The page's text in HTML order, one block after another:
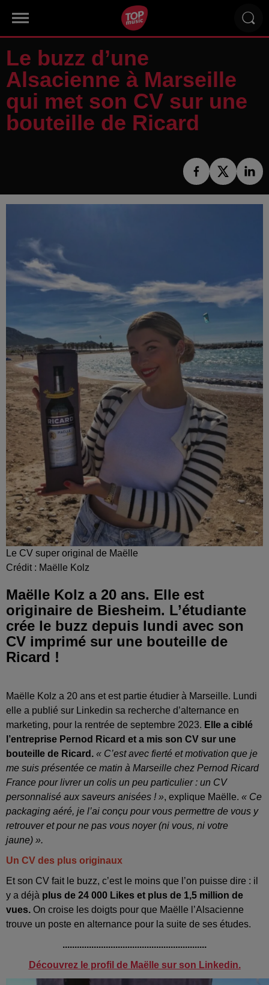
Le buzz d’une
Alsacienne à Marseille
qui met son CV sur une
bouteille de Ricard
Le CV super original de Maëlle
Crédit : Maëlle Kolz
Maëlle Kolz a 20 ans. Elle est
originaire de Biesheim. L’étudiante
crée le buzz depuis lundi avec son
CV imprimé sur une bouteille de
Ricard !
Maëlle Kolz a 20 ans et est partie étudier à Marseille. Lundi
elle a publié sur Linkedin sa recherche d’alternance en
marketing, pour la rentrée de septembre 2023. Elle a ciblé
l’entreprise Pernod Ricard et a mis son CV sur une
bouteille de Ricard. « C’est avec fierté et motivation que je
me suis présentée ce matin à Marseille chez Pernod Ricard
France pour livrer un colis un peu particulier : un CV
personnalisé aux saveurs anisées ! », explique Maëlle. « Ce
packaging aéré, je l’ai conçu pour vous permettre de vous y
retrouver et pour ne pas vous noyer (ni vous, ni votre
jaune) ».
Un CV des plus originaux
Et son CV fait le buzz, c’est le moins que l’on puisse dire : il
y a déjà plus de 24 000 Likes et plus de 1,5 million de
vues. On croise les doigts pour que Maëlle l’Alsacienne
trouve un poste en alternance pour la suite de ses études.
............................................................
Découvrez le profil de Maëlle sur son Linkedin.